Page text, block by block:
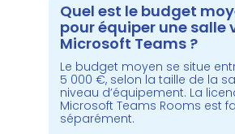
Quel est le budget
pour équiper une salle
Microsoft Teams ?
Le budget moyen se situe
5 000 €, selon la taille de la
niveau d’équipement. La
Microsoft Teams Rooms est
séparément.